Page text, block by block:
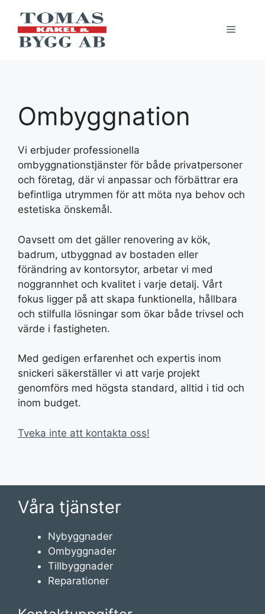
innehåll
Meny
Ombyggnation
Vi erbjuder professionella
ombyggnationstjänster för både privatpersoner
och företag, där vi anpassar och förbättrar era
befintliga utrymmen för att möta nya behov och
estetiska önskemål.
Oavsett om det gäller renovering av kök,
badrum, utbyggnad av bostaden eller
förändring av kontorsytor, arbetar vi med
noggrannhet och kvalitet i varje detalj. Vårt
fokus ligger på att skapa funktionella, hållbara
och stilfulla lösningar som ökar både trivsel och
värde i fastigheten.
Med gedigen erfarenhet och expertis inom
snickeri säkerställer vi att varje projekt
genomförs med högsta standard, alltid i tid och
inom budget.
Tveka inte att kontakta oss!
Våra tjänster
Nybyggnader
Ombyggnader
Tillbyggnader
Reparationer